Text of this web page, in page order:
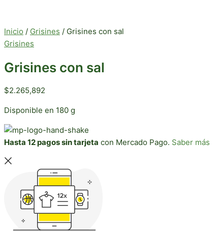
Inicio / Grisines / Grisines con sal
Grisines
Grisines con sal
$2.265,892
Disponible en 180 g
Hasta 12 pagos sin tarjeta con Mercado Pago. Saber más